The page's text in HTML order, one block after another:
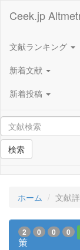
Ceek.jp
文献ランキング
新着文献
新着投稿
検索
ホーム 文献
2 0 0 0
策